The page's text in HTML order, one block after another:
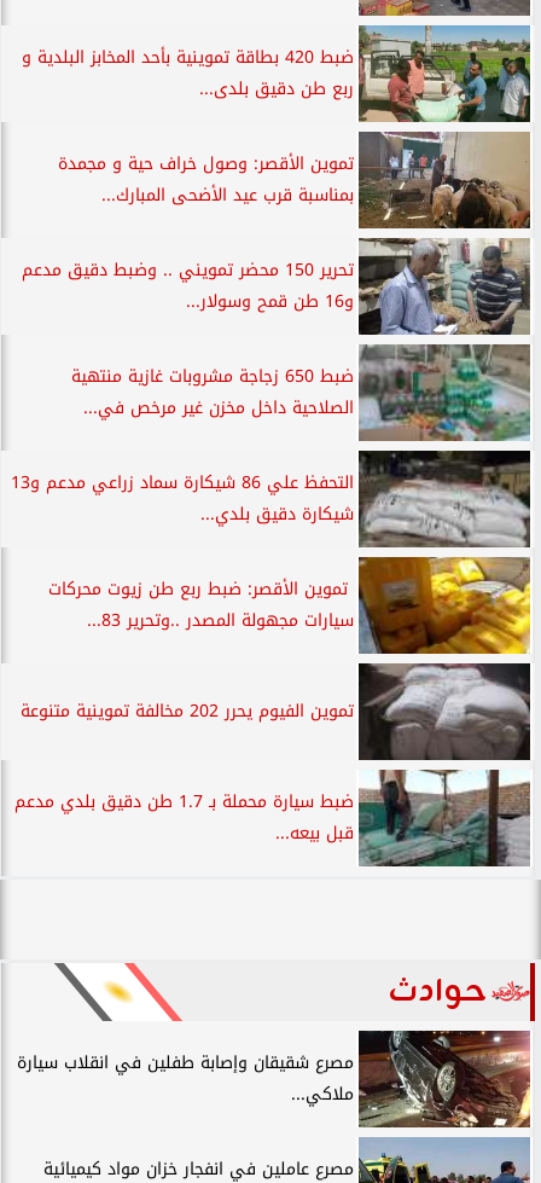
ضبط 420 بطاقة تموينية بأحد المخابز البلدية و
ربع طن دقيق بلدى...
تموين الأقصر: وصول خراف حية و مجمدة
بمناسبة قرب عيد الأضحى المبارك...
تحرير 150 محضر تمويني .. وضبط دقيق مدعم
و16 طن قمح وسولار...
ضبط 650 زجاجة مشروبات غازية منتهية
الصلاحية داخل مخزن غير مرخص في...
التحفظ علي 86 شيكارة سماد زراعي مدعم و13
شيكارة دقيق بلدي...
تموين الأقصر: ضبط ربع طن زيوت محركات
سيارات مجهولة المصدر ..وتحرير 83...
تموين الفيوم يحرر 202 مخالفة تموينية متنوعة
ضبط سيارة محملة بـ 1.7 طن دقيق بلدي مدعم
قبل بيعه...
حوادث
مصرع شقيقان وإصابة طفلين في انقلاب سيارة
ملاكي...
مصرع عاملين في انفجار خزان مواد كيميائية